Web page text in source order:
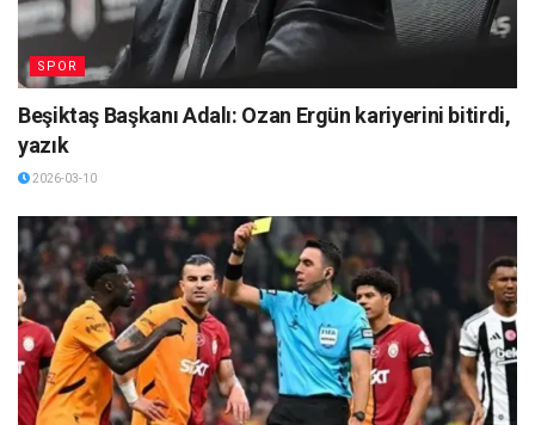
SPOR
Beşiktaş Başkanı Adalı: Ozan Ergün kariyerini bitirdi,
yazık
2026-03-10